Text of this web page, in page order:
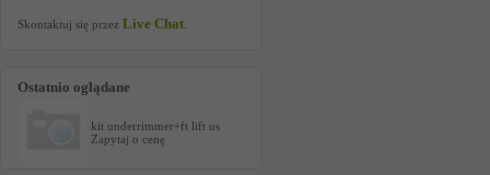
Skontaktuj się przez Live Chat
Ostatnio oglądane
kit underrimmer+ft lift us
Zapytaj o cenę